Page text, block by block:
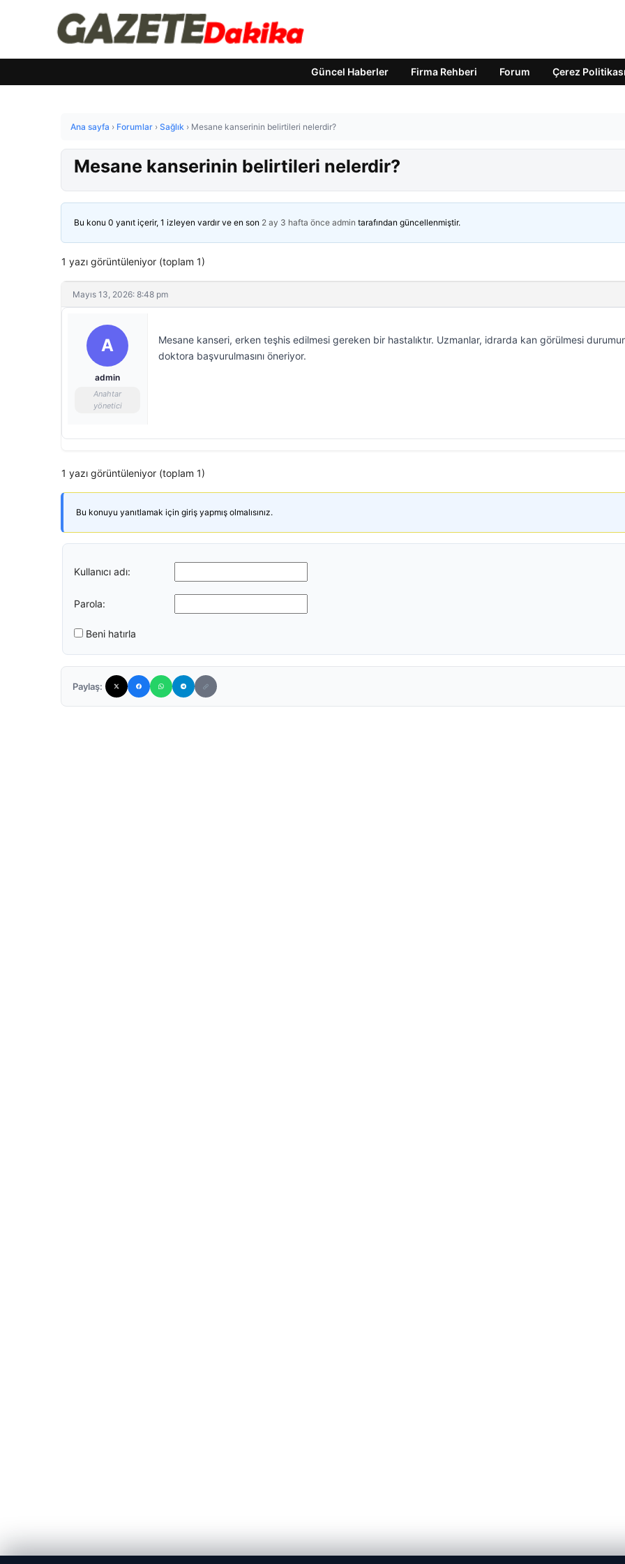
Güncel Haberler Firma Rehberi Forum Çerez Politikası
Ana sayfa › Forumlar › Sağlık › Mesane kanserinin belirtileri nelerdir?
Mesane kanserinin belirtileri nelerdir?
Bu konu 0 yanıt içerir, 1 izleyen vardır ve en son 2 ay 3 hafta önce admin tarafından güncellenmiştir.
1 yazı görüntüleniyor (toplam 1)
Mayıs 13, 2026: 8:48 pm
A
admin
Anahtar
yönetici
Mesane kanseri, erken teşhis edilmesi gereken bir hastalıktır. Uzmanlar, idrarda kan görülmesi
doktora başvurulmasını öneriyor.
1 yazı görüntüleniyor (toplam 1)
Bu konuyu yanıtlamak için giriş yapmış olmalısınız.
Kullanıcı adı:
Parola:
Beni hatırla
Paylaş: